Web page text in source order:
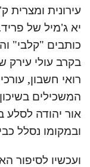
עירונית
יא ג'מיל של
כותבים "קלבי"
בקרב עולי עירק
רואי חשבון,
המשכילים
אור יהודה
ובמקומו נסלל
ועכשיו לסיפור